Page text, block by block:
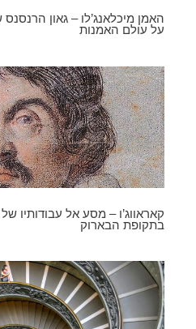
האמן מיכלאנג’לו – גאון
על עולם האמנות
קאראווג’ו – מסע אל עבודותיו
בתקופת הבארוק